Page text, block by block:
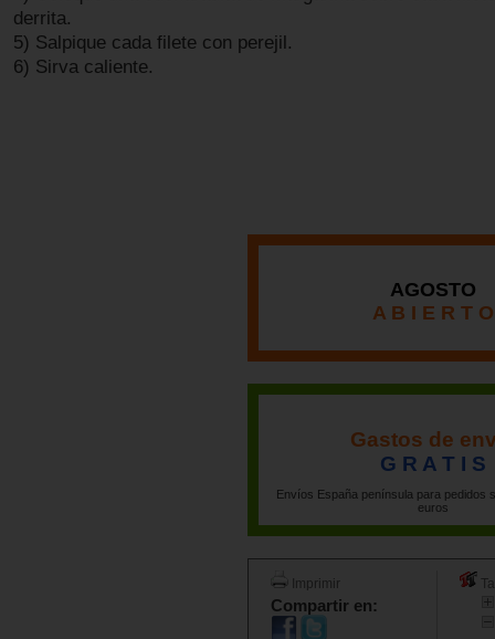
derrita.
5) Salpique cada filete con perejil.
6) Sirva caliente.
AGOSTO
A B I E R T O
Gastos de
G R A T I S
Envíos España península para pedidos
euros
Imprimir
Compartir en: